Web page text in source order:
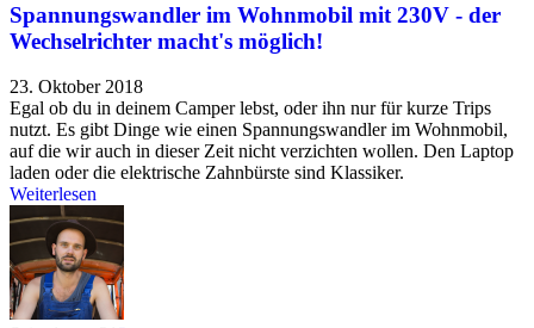
Spannungswandler im Wohnmobil mit 230V - der
Wechselrichter macht's möglich!
23. Oktober 2018
Egal ob du in deinem Camper lebst, oder ihn nur für kurze Trips
nutzt. Es gibt Dinge wie einen Spannungswandler im Wohnmobil,
auf die wir auch in dieser Zeit nicht verzichten wollen. Den Laptop
laden oder die elektrische Zahnbürste sind Klassiker.
Weiterlesen